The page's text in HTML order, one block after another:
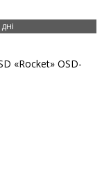
«Rocket» OSD-